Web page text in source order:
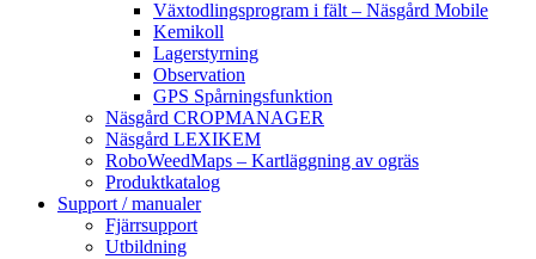
Växtodlingsprogram i fält – Näsgård Mobile
Kemikoll
Lagerstyrning
Observation
GPS Spårningsfunktion
Näsgård CROPMANAGER
Näsgård LEXIKEM
RoboWeedMaps – Kartläggning av ogräs
Produktkatalog
Support / manualer
Fjärrsupport
Utbildning